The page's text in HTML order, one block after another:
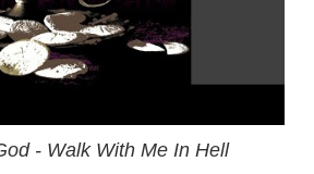
- Walk With Me In Hell